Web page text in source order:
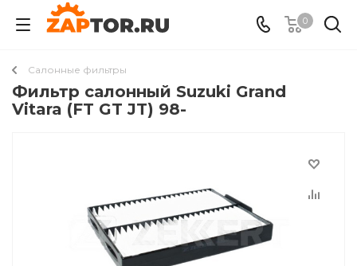
0
Салонные фильтры
Фильтр салонный Suzuki Grand
Vitara (FT GT JT) 98-